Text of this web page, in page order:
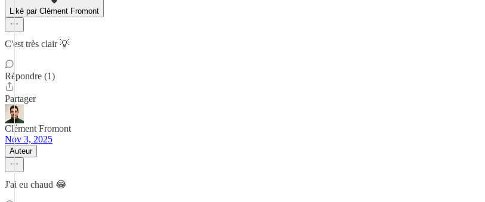
Liké par Clément Fromont
C'est très clair 💡
Répondre (1)
Partager
Clément Fromont
Nov 3, 2025
Auteur
J'ai eu chaud 😂